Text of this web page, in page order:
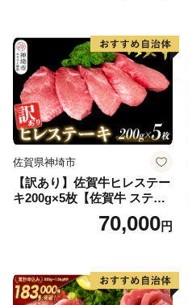
佐賀県神埼市
【訳あり】佐賀牛ヒレステー
キ200g×5枚【佐賀牛 ステー
キ ブランド肉 ヒレ肉 フィレ
肉 ジューシー ヘルシー】(H0
70,000円